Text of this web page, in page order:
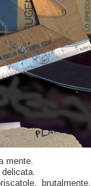
mente.
brutalmente.